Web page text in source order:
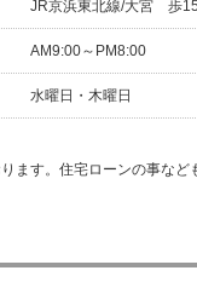
JR京浜東北線/大宮 歩
AM9:00～PM8:00
水曜日・木曜日
ます。住宅ローンの事など